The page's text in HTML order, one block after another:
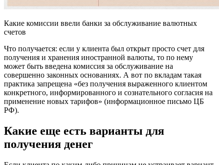
Какие комиссии ввели банки за обслуживание валютных
счетов
Что получается: если у клиента был открыт просто счет для
получения и хранения иностранной валюты, то по нему
может быть введена комиссия за обслуживание на
совершенно законных основаниях. А вот по вкладам такая
практика запрещена «без получения выраженного клиентом
конкретного, информированного и сознательного согласия на
применение новых тарифов» (информационное письмо ЦБ
РФ).
Какие еще есть варианты для
получения денег